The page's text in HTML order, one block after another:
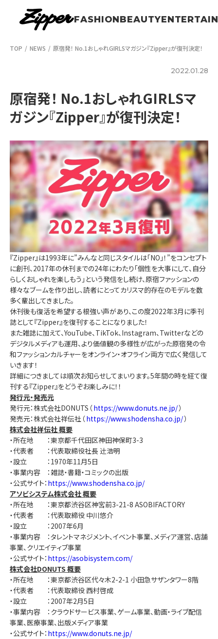
FASHIONBEAUTY
TOP NEWS 原宿発！ No.1おしゃれGIRLSマガジン『Zipper』が復刊決定！
2022.01.28
原宿発！ No.1おしゃれGIRLSマ
ガジン『Zipper』が復刊決定！
『Zipper』は1993年に”みんなと同じスタイルは「NO」！”をコンセプト
に創刊、2017年の休刊までの24年にわたり「個性を大事にして、自分
らしくおしゃれを楽しもう」という発信をし続け、原宿ファッションの
様々なブームを作り出し、読者にとってカリスマ的存在のモデルを数
多く輩出してきました。
休刊後も復活を希望する根強い声があり、この度2022年3月に季刊
誌として『Zipper』を復刊することになりました！
また雑誌に加えて、YouTube、TikTok、Instagram、Twitterなどの
デジタルメディアも運用、より価値観の多様性が広がった原宿発の令
和ファッションカルチャーをオンライン・オフライン両方で広く発信して
いきます！
詳細につきましては順次お知らせしてまいります。5年間の時を経て復
刊する『Zipper』をどうぞお楽しみに！！
発行元・発売元
発行元：株式会社DONUTS（https://www.donuts.ne.jp/）
発売元：株式会社祥伝社（https://www.shodensha.co.jp/）
株式会社祥伝社 概要
・所在地 ：東京都千代田区神田神保町3-3
・代表者 ：代表取締役社長 辻󠄀浩明
・設立 ：1970年11月5日
・事業内容 ：雑誌・書籍・コミックの出版
・公式サイト： https://www.shodensha.co.jp/
アソビシステム株式会社 概要
・所在地 ：東京都渋谷区神宮前3-21-8 ASOBIFACTORY
・代表者 ：代表取締役 中川悠介
・設立 ：2007年6月
・事業内容 ：タレントマネジメント、イベント事業、メディア運営、店舗
事業、クリエイティブ事業
・公式サイト： https://asobisystem.com/
株式会社DONUTS 概要
・所在地 ：東京都渋谷区代々木2-2-1 小田急サザンタワー8階
・代表者 ：代表取締役 西村啓成
・設立 ：2007年2月5日
・事業内容 ：クラウドサービス事業、ゲーム事業、動画・ライブ配信
事業、医療事業、出版メディア事業
・公式サイト： https://www.donuts.ne.jp/